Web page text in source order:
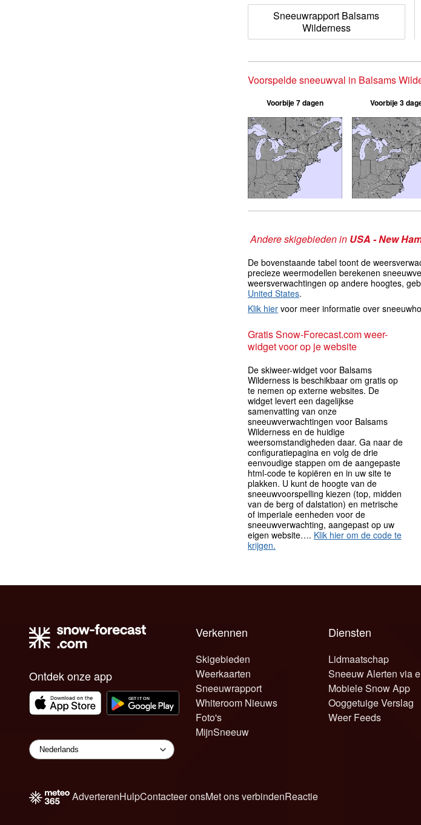
Sneeuwrapport Balsams
Wilderness
Voorspelde sneeuwval in Balsams
Voorbije 7 dagen Voorbije 3
Andere skigebieden in USA - New
De bovenstaande tabel toont de
precieze weermodellen berekenen
weersverwachtingen op andere hoogtes,
United States.
Klik hier voor meer informatie over
Gratis Snow-Forecast.com weer-
widget voor op je website
De skiweer-widget voor Balsams
Wilderness is beschikbaar om gratis op
te nemen op externe websites. De
widget levert een dagelijkse
samenvatting van onze
sneeuwverwachtingen voor Balsams
Wilderness en de huidige
weersomstandigheden daar. Ga naar de
configuratiepagina en volg de drie
eenvoudige stappen om de aangepaste
html-code te kopiëren en in uw site te
plakken. U kunt de hoogte van de
sneeuwvoorspelling kiezen (top, midden
van de berg of dalstation) en metrische
of imperiale eenheden voor de
sneeuwverwachting, aangepast op uw
eigen website…. Klik hier om de code te
krijgen.
Ontdek onze app
Verkennen
Skigebieden
Weerkaarten
Sneeuwrapport
Whiteroom Nieuws
Foto's
MijnSneeuw
Diensten
Lidmaatschap
Sneeuw Alerten via
Mobiele Snow App
Ooggetuige Verslag
Weer Feeds
AdverterenHulpContacteer onsMet ons verbindenReactie